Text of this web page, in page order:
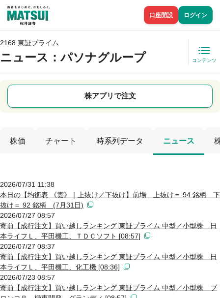
口座開設 ログイン
2168 東証プライム
ニュース ：パソナグループ コンテンツ
株アプリで注文
株価 チャート 時系列データ ニュース
2026/07/31 11:38
本日の【均衡表 《雲》｜上抜け／下抜け】前場 上抜け＝ 94 銘柄 下
抜け＝ 92 銘柄 (7月31日)
2026/07/27 08:57
寄前【成行注文】買い越しランキング 東証プライム 中型／小型株 日
本ライフＬ、平田機工、ＴＤＣソフト [08:57]
2026/07/27 08:37
寄前【成行注文】買い越しランキング 東証プライム 中型／小型株 日
本ライフＬ、平田機工、化工機 [08:36]
2026/07/23 08:57
寄前【成行注文】買い越しランキング 東証プライム 中型／小型株 ブ